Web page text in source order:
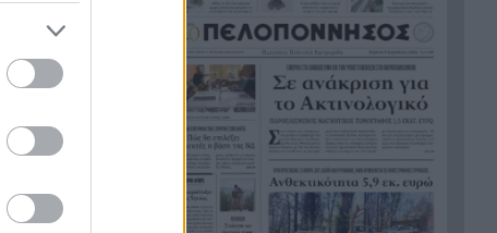
εργασίες τους
20:36 Το τελευταίο «αντίο» στην
τελετή αποτέφρωσης του
συντονιστή που σκοτώθηκε
μετά τη σύγκρουση
ελικοπτέρων στην Ψάθα,
ΦΩΤΟ
Στιγμές αγωνίας και θρίλερ